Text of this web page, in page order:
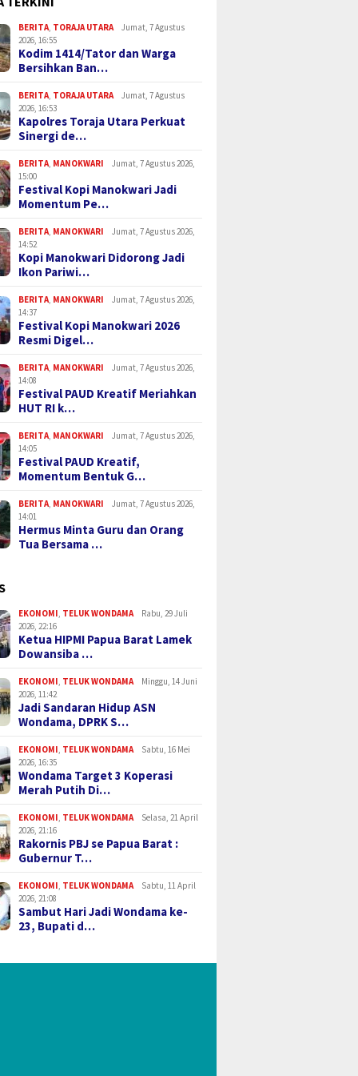
BERITA TORAJA UTARA
Jumat, 7 Agustus
2026, 16:55
Kodim 1414/Tator dan Warga
Bersihkan Ban…
BERITA TORAJA UTARA
Jumat, 7 Agustus
2026, 16:53
Kapolres Toraja Utara Perkuat
Sinergi de…
BERITA MANOKWARI
Jumat, 7 Agustus 2026,
15:00
Festival Kopi Manokwari Jadi
Momentum Pe…
BERITA MANOKWARI
Jumat, 7 Agustus 2026,
14:52
Kopi Manokwari Didorong Jadi
Ikon Pariwi…
BERITA MANOKWARI
Jumat, 7 Agustus 2026,
14:37
Festival Kopi Manokwari 2026
Resmi Digel…
BERITA MANOKWARI
Jumat, 7 Agustus 2026,
14:08
Festival PAUD Kreatif Meriahkan
HUT RI k…
BERITA MANOKWARI
Jumat, 7 Agustus 2026,
14:05
Festival PAUD Kreatif,
Momentum Bentuk G…
BERITA MANOKWARI
Jumat, 7 Agustus 2026,
14:01
Hermus Minta Guru dan Orang
Tua Bersama …
EKONOMI TELUK WONDAMA
Rabu, 29 Juli
2026, 22:16
Ketua HIPMI Papua Barat Lamek
Dowansiba …
EKONOMI TELUK WONDAMA
Minggu, 14 Juni
2026, 11:42
Jadi Sandaran Hidup ASN
Wondama, DPRK S…
EKONOMI TELUK WONDAMA
Sabtu, 16 Mei
2026, 16:35
Wondama Target 3 Koperasi
Merah Putih Di…
EKONOMI TELUK WONDAMA
Selasa, 21 April
2026, 21:16
Rakornis PBJ se Papua Barat :
Gubernur T…
EKONOMI TELUK WONDAMA
Sabtu, 11 April
2026, 21:08
Sambut Hari Jadi Wondama ke-
23, Bupati d…